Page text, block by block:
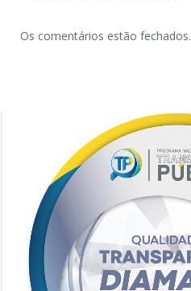
Os comentários estão fechados.